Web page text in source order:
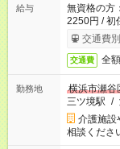
給与
無資格の方
2250円 / 初
交通費
交通費 全
勤務地
横浜市瀬谷
三ツ境駅 /
介護施
相談くださ